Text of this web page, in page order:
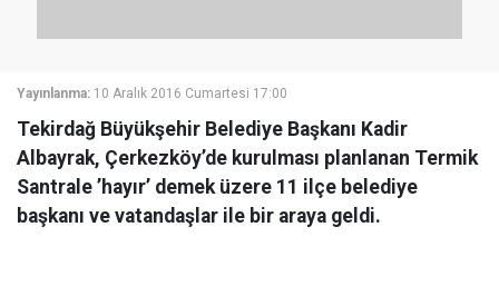
Yayınlanma: 10 Aralık 2016 Cumartesi 17:00
Tekirdağ Büyükşehir Belediye Başkanı Kadir
Albayrak, Çerkezköy’de kurulması planlanan Termik
Santrale ’hayır’ demek üzere 11 ilçe belediye
başkanı ve vatandaşlar ile bir araya geldi.